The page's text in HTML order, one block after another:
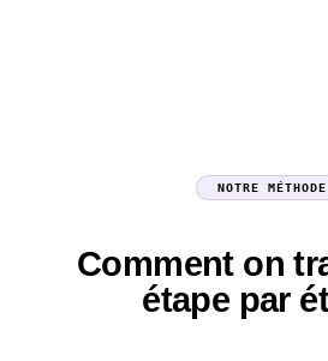
NOTRE MÉTHODE
Comment on
étape par